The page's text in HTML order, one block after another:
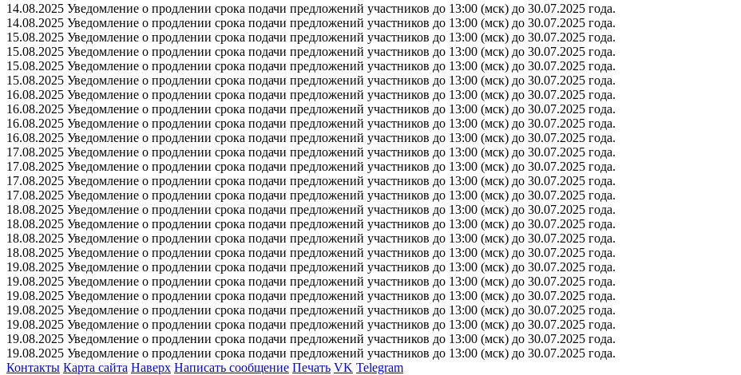
14.08.2025 Уведомление о продлении срока подачи предложений участников до 13:00 (мск) до 30.07.2025 года.
14.08.2025 Уведомление о продлении срока подачи предложений участников до 13:00 (мск) до 30.07.2025 года.
15.08.2025 Уведомление о продлении срока подачи предложений участников до 13:00 (мск) до 30.07.2025 года.
15.08.2025 Уведомление о продлении срока подачи предложений участников до 13:00 (мск) до 30.07.2025 года.
15.08.2025 Уведомление о продлении срока подачи предложений участников до 13:00 (мск) до 30.07.2025 года.
15.08.2025 Уведомление о продлении срока подачи предложений участников до 13:00 (мск) до 30.07.2025 года.
16.08.2025 Уведомление о продлении срока подачи предложений участников до 13:00 (мск) до 30.07.2025 года.
16.08.2025 Уведомление о продлении срока подачи предложений участников до 13:00 (мск) до 30.07.2025 года.
16.08.2025 Уведомление о продлении срока подачи предложений участников до 13:00 (мск) до 30.07.2025 года.
16.08.2025 Уведомление о продлении срока подачи предложений участников до 13:00 (мск) до 30.07.2025 года.
17.08.2025 Уведомление о продлении срока подачи предложений участников до 13:00 (мск) до 30.07.2025 года.
17.08.2025 Уведомление о продлении срока подачи предложений участников до 13:00 (мск) до 30.07.2025 года.
17.08.2025 Уведомление о продлении срока подачи предложений участников до 13:00 (мск) до 30.07.2025 года.
17.08.2025 Уведомление о продлении срока подачи предложений участников до 13:00 (мск) до 30.07.2025 года.
18.08.2025 Уведомление о продлении срока подачи предложений участников до 13:00 (мск) до 30.07.2025 года.
18.08.2025 Уведомление о продлении срока подачи предложений участников до 13:00 (мск) до 30.07.2025 года.
18.08.2025 Уведомление о продлении срока подачи предложений участников до 13:00 (мск) до 30.07.2025 года.
18.08.2025 Уведомление о продлении срока подачи предложений участников до 13:00 (мск) до 30.07.2025 года.
19.08.2025 Уведомление о продлении срока подачи предложений участников до 13:00 (мск) до 30.07.2025 года.
19.08.2025 Уведомление о продлении срока подачи предложений участников до 13:00 (мск) до 30.07.2025 года.
19.08.2025 Уведомление о продлении срока подачи предложений участников до 13:00 (мск) до 30.07.2025 года.
19.08.2025 Уведомление о продлении срока подачи предложений участников до 13:00 (мск) до 30.07.2025 года.
19.08.2025 Уведомление о продлении срока подачи предложений участников до 13:00 (мск) до 30.07.2025 года.
19.08.2025 Уведомление о продлении срока подачи предложений участников до 13:00 (мск) до 30.07.2025 года.
19.08.2025 Уведомление о продлении срока подачи предложений участников до 13:00 (мск) до 30.07.2025 года.
Контакты Карта сайта Наверх Написать сообщение Печать VK Telegram